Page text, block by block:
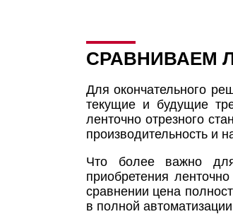
СРАВНИВАЕМ
Для окончательного
текущие и будущие
ленточно отрезного
производительность и
Что более важно для
приобретения
сравнении цена
в полной